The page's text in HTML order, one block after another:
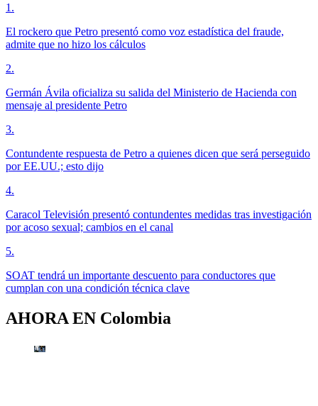
1 .
El rockero que Petro presentó como voz estadística del fraude,
admite que no hizo los cálculos
2.
Germán Ávila oficializa su salida del Ministerio de Hacienda con
mensaje al presidente Petro
3.
Contundente respuesta de Petro a quienes dicen que será perseguido
por EE.UU.; esto dijo
4.
Caracol Televisión presentó contundentes medidas tras investigación
por acoso sexual; cambios en el canal
5.
SOAT tendrá un importante descuento para conductores que
cumplan con una condición técnica clave
AHORA EN Colombia